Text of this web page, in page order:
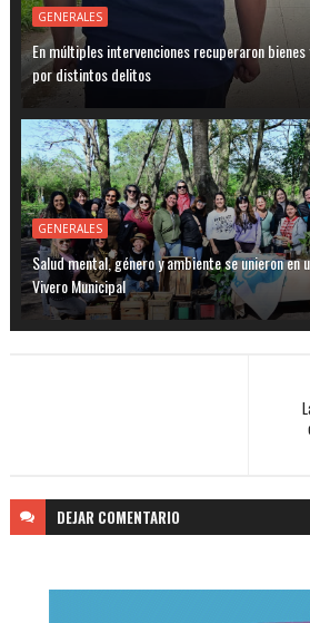
GENERALES
En múltiples intervenciones recuperaron
por distintos delitos
GENERALES
Salud mental, género y ambiente se unieron en
Vivero Municipal
DEJAR COMENTARIO